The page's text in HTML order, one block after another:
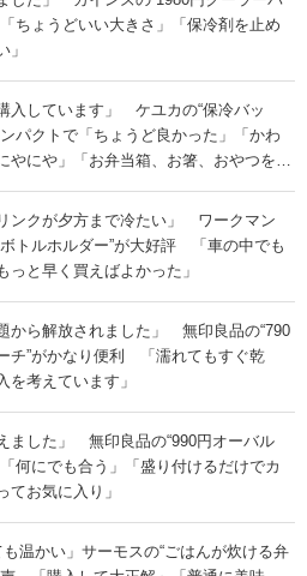
ちょうどいい大きさ」「保冷剤を止め
」
入しています」 ケユカの“保冷バッ
パクトで「ちょうど良かった」「かわ
やにや」「お弁当箱、お箸、おやつを入
ンクが夕方まで冷たい」 ワークマン
トルホルダー”が大好評 「車の中でも
っと早く買えばよかった」
から解放されました」 無印良品の“790
チ”がかなり便利 「濡れてもすぐ乾
を考えています」
ました」 無印良品の“990円オーバル
何にでも合う」「盛り付けるだけでカ
てお気に入り」
も温かい」サーモスの“ごはんが炊ける弁